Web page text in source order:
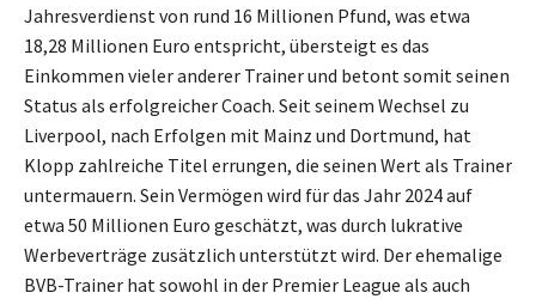
Jahresverdienst von rund 16 Millionen Pfund, was etwa
18,28 Millionen Euro entspricht, übersteigt es das
Einkommen vieler anderer Trainer und betont somit seinen
Status als erfolgreicher Coach. Seit seinem Wechsel zu
Liverpool, nach Erfolgen mit Mainz und Dortmund, hat
Klopp zahlreiche Titel errungen, die seinen Wert als Trainer
untermauern. Sein Vermögen wird für das Jahr 2024 auf
etwa 50 Millionen Euro geschätzt, was durch lukrative
Werbeverträge zusätzlich unterstützt wird. Der ehemalige
BVB-Trainer hat sowohl in der Premier League als auch